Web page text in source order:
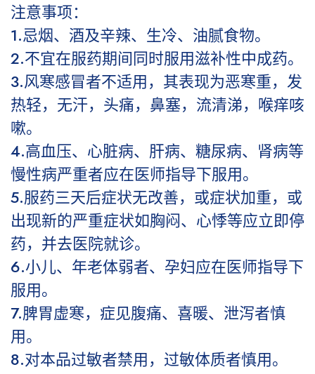
注意事项：
1.忌烟、酒及辛辣、生冷、油腻食物。
2.不宜在服药期间同时服用滋补性中成药。
3.风寒感冒者不适用，其表现为恶寒重，发
热轻，无汗，头痛，鼻塞，流清涕，喉痒咳
嗽。
4.高血压、心脏病、肝病、糖尿病、肾病等
慢性病严重者应在医师指导下服用。
5.服药三天后症状无改善，或症状加重，或
出现新的严重症状如胸闷、心悸等应立即停
药，并去医院就诊。
6.小儿、年老体弱者、孕妇应在医师指导下
服用。
7.脾胃虚寒，症见腹痛、喜暖、泄泻者慎
用。
8.对本品过敏者禁用，过敏体质者慎用。